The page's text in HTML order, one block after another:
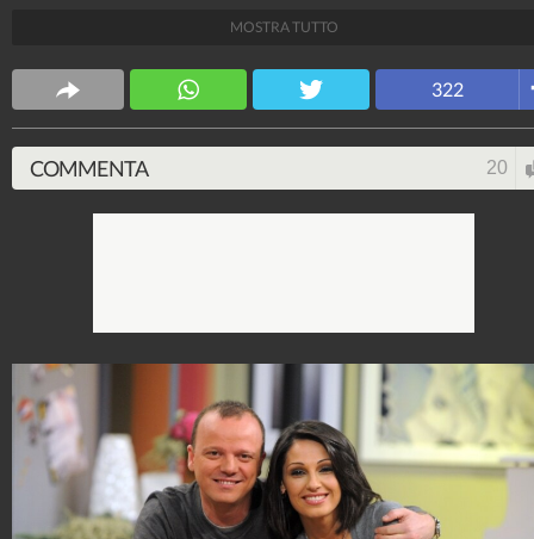
Spettacolo Fanpage
4.053.345.826 9.454 video 76.076 foto
MOSTRA TUTTO
322
COMMENTA 20